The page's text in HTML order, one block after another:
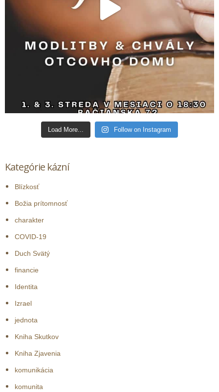
Load More... Follow on Instagram
Kategórie kázní
Blízkosť
Božia prítomnosť
charakter
COVID-19
Duch Svätý
financie
Identita
Izrael
jednota
Kniha Skutkov
Kniha Zjavenia
komunikácia
komunita